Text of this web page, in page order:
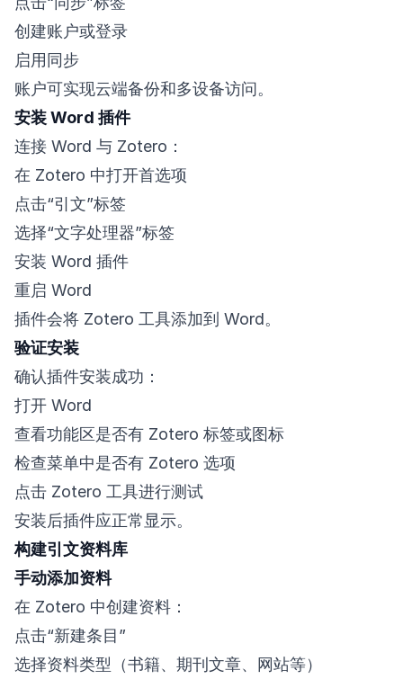
创建账户或登录
启用同步
账户可实现云端备份和多设备访问。
安装 Word 插件
连接 Word 与 Zotero：
在 Zotero 中打开首选项
点击“引文”标签
选择“文字处理器”标签
安装 Word 插件
重启 Word
插件会将 Zotero 工具添加到 Word。
验证安装
确认插件安装成功：
打开 Word
查看功能区是否有 Zotero 标签或图标
检查菜单中是否有 Zotero 选项
点击 Zotero 工具进行测试
安装后插件应正常显示。
构建引文资料库
手动添加资料
在 Zotero 中创建资料：
点击“新建条目”
选择资料类型（书籍、期刊文章、网站等）